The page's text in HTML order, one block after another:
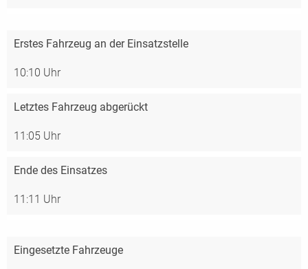
Erstes Fahrzeug an der Einsatzstelle
10:10 Uhr
Letztes Fahrzeug abgerückt
11:05 Uhr
Ende des Einsatzes
11:11 Uhr
Eingesetzte Fahrzeuge